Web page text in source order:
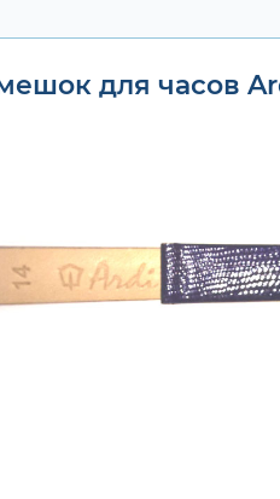
для часов